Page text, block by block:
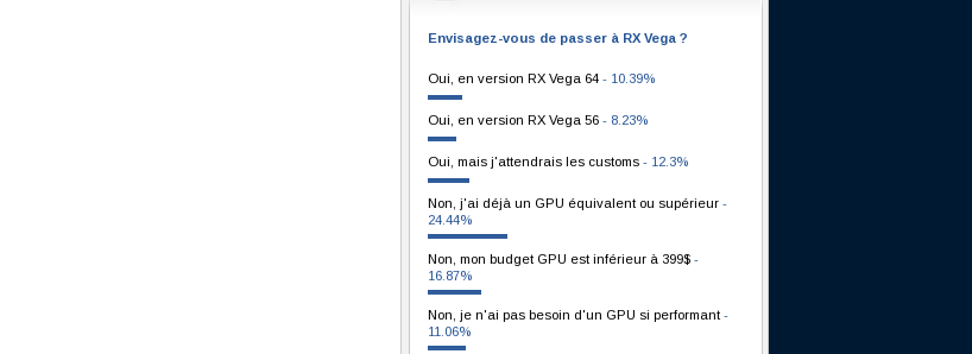
Envisagez-vous de passer à RX Vega ?
Oui, en version RX Vega 64 - 10.39%
Oui, en version RX Vega 56 - 8.23%
Oui, mais j'attendrais les customs - 12.3%
Non, j'ai déjà un GPU équivalent ou supérieur -
24.44%
Non, mon budget GPU est inférieur à 399$ -
16.87%
Non, je n'ai pas besoin d'un GPU si performant -
11.06%